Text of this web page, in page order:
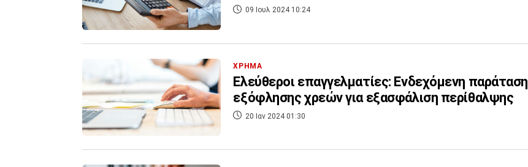
09 Ιουλ 2024 10:24
ΧΡΗΜΑ
Ελεύθεροι επαγγελματίες: Ενδεχόμενη παράταση
εξόφλησης χρεών για εξασφάλιση περίθαλψης
20 Ιαν 2024 01:30